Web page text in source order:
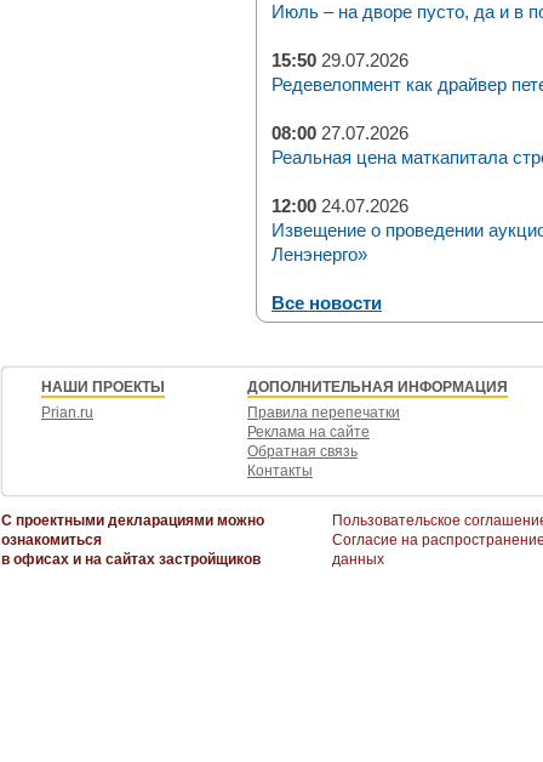
Июль – на дворе пусто, да и в
15:50 29.07.2026
Редевелопмент как драйвер
08:00 27.07.2026
Реальная цена маткапитала
12:00 24.07.2026
Извещение о проведении
Ленэнерго»
Все новости
НАШИ ПРОЕКТЫ
Prian.ru
ДОПОЛНИТЕЛЬНАЯ ИНФОРМАЦИЯ
Правила перепечатки
Реклама на сайте
Обратная связь
Контакты
С проектными декларациями можно
ознакомиться
в офисах и на сайтах застройщиков
Пользовательское
Согласие на
данных